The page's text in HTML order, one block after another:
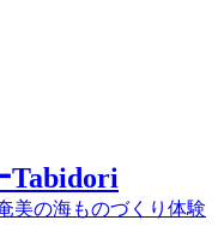
Tabidori